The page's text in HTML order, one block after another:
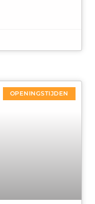
OPENINGSTIJDEN